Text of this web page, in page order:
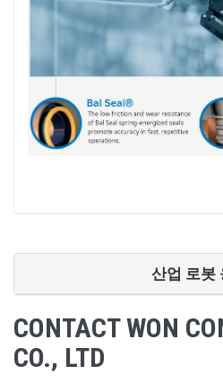
산업 로봇
CONTACT WON
CO., LTD